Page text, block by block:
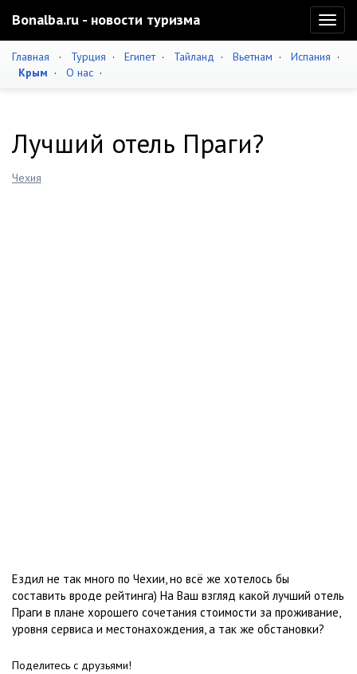
Bonalba.ru - новости туризма
Главная · Турция · Египет· Тайланд · Вьетнам · Испания ·
Крым · О нас ·
Лучший отель Праги?
Чехия
Ездил не так много по Чехии, но всё же хотелось бы
составить вроде рейтинга) На Ваш взгляд какой лучший отель
Праги в плане хорошего сочетания стоимости за проживание,
уровня сервиса и местонахождения, а так же обстановки?
Поделитесь с друзьями!